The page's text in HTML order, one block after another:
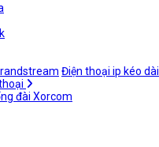
Điện thoại ip kéo dài
đài Xorcom